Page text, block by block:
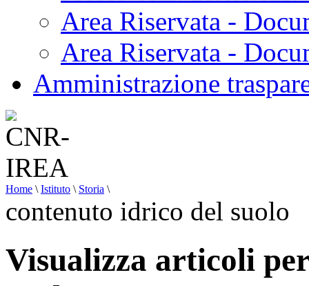
Area Riservata -
Area Riservata -
Amministrazione
Home \ Istituto \ Storia \
contenuto idrico del suolo
Visualizza articoli